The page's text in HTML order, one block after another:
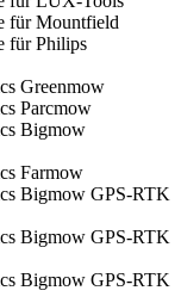
für Mountfield
für Philips
Greenmow
Parcmow
Bigmow
Farmow
Bigmow GPS-RTK
Bigmow GPS-RTK
Bigmow GPS-RTK